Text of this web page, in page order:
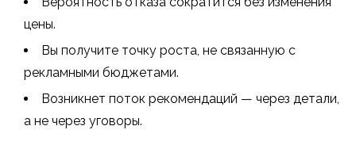
цены.
Вы получите точку роста, не связанную с
рекламными бюджетами.
Возникнет поток рекомендаций — через детали,
а не через уговоры.